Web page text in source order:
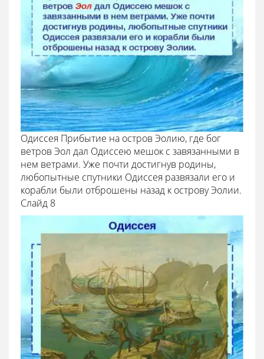
Одиссея Прибытие на остров Эолию, где бог
ветров Эол дал Одиссею мешок с завязанными в
нем ветрами. Уже почти достигнув родины,
любопытные спутники Одиссея развязали его и
корабли были отброшены назад к острову Эолии.
Cлайд 8